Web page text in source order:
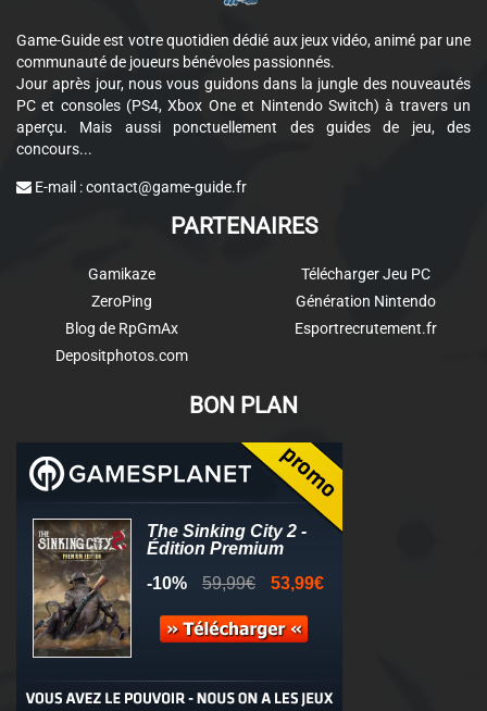
Game-Guide est votre quotidien dédié aux jeux vidéo, animé par une
communauté de joueurs bénévoles passionnés.
Jour après jour, nous vous guidons dans la jungle des nouveautés
PC et consoles (PS4, Xbox One et Nintendo Switch) à travers un
aperçu. Mais aussi ponctuellement des guides de jeu, des
concours...
E-mail :contact@game-guide.fr
PARTENAIRES
Gamikaze
ZeroPing
Blog de RpGmAx
Depositphotos.com
Télécharger Jeu PC
Génération Nintendo
Esportrecrutement.fr
BON PLAN